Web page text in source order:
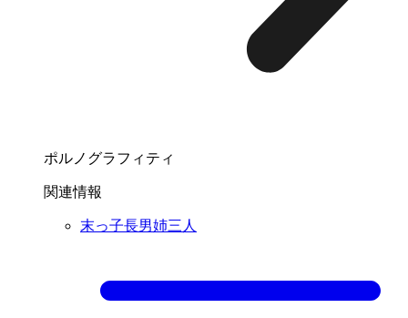
ポルノグラフィティ
関連情報
末っ子長男姉三人